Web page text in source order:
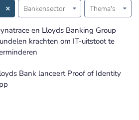
Bankensector Thema's
en Lloyds Banking Group
krachten om IT-uitstoot te
Bank lanceert Proof of Identity